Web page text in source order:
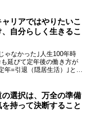
かると、定年後のセカン
どうすれ...
リアではやりたいこ
自分らしく生きるこ
ゃなかった｣人生100年時
延びて定年後の働き方が
年=引退（隠居生活）｣とい
定年後も働き続ける人が増
選択は、万全の準備
持って決断すること